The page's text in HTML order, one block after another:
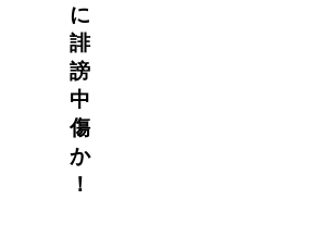
に
誹
謗
中
傷
か
！